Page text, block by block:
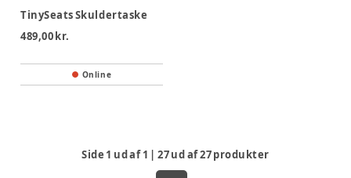
TinySeats Skuldertaske
489,00 kr.
Online
Side 1 ud af1 |27ud af27produkter